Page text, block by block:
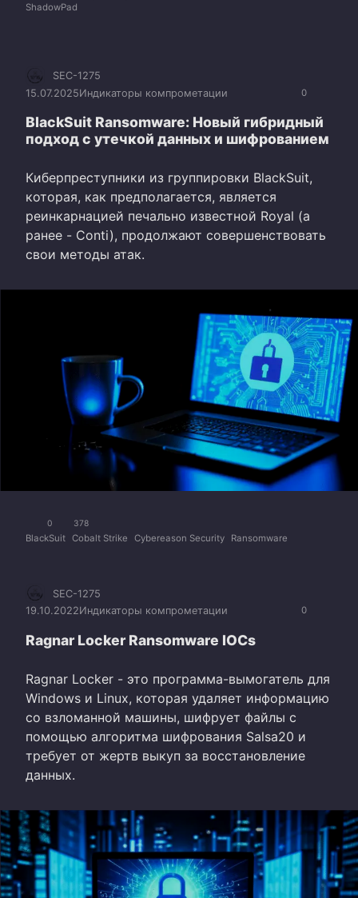
ShadowPad
0
SEC-1275
15.07.2025Индикаторы компрометации
BlackSuit Ransomware: Новый гибридный
подход с утечкой данных и шифрованием
Киберпреступники из группировки BlackSuit,
которая, как предполагается, является
реинкарнацией печально известной Royal (а
ранее - Conti), продолжают совершенствовать
свои методы атак.
0 378
BlackSuit Cobalt Strike Cybereason Security Ransomware
0
SEC-1275
19.10.2022Индикаторы компрометации
Ragnar Locker Ransomware IOCs
Ragnar Locker - это программа-вымогатель для
Windows и Linux, которая удаляет информацию
со взломанной машины, шифрует файлы с
помощью алгоритма шифрования Salsa20 и
требует от жертв выкуп за восстановление
данных.